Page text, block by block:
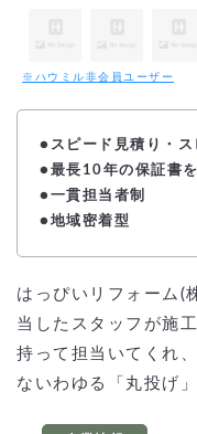
※ハウミル非会員ユーザー
● スピード見積り・ス
●最長10年の保証書
●一貫担当者制
●地域密着型
はっぴいリフォーム(
当したスタッフが施
持って担当いてくれ
ないわゆる「丸投げ